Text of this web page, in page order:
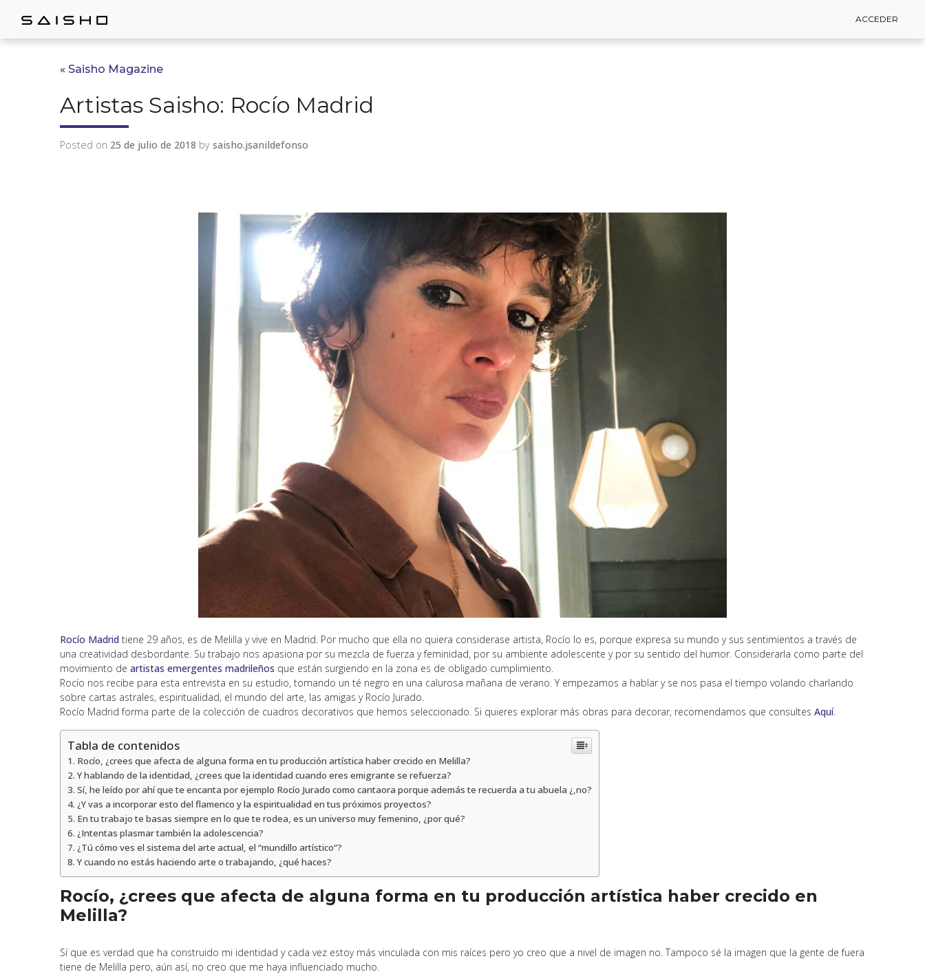
ACCEDER
ACCEDER
« Saisho Magazine
Artistas Saisho: Rocío Madrid
Posted on 25 de julio de 2018 by saisho.jsanildefonso
Rocío Madrid tiene 29 años, es de Melilla y vive en Madrid. Por mucho que ella no quiera considerase artista, Rocío lo es, porque expresa su mundo y sus sentimientos a través de
una creatividad desbordante. Su trabajo nos apasiona por su mezcla de fuerza y feminidad, por su ambiente adolescente y por su sentido del humor. Considerarla como parte del
movimiento de artistas emergentes madrileños que están surgiendo en la zona es de obligado cumplimiento.
Rocío nos recibe para esta entrevista en su estudio, tomando un té negro en una calurosa mañana de verano. Y empezamos a hablar y se nos pasa el tiempo volando charlando
sobre cartas astrales, espiritualidad, el mundo del arte, las amigas y Rocío Jurado.
Rocío Madrid forma parte de la colección de cuadros decorativos que hemos seleccionado. Si quieres explorar más obras para decorar, recomendamos que consultes Aquí.
Tabla de contenidos
Rocío, ¿crees que afecta de alguna forma en tu producción artística haber crecido en Melilla?
Y hablando de la identidad, ¿crees que la identidad cuando eres emigrante se refuerza?
Sí, he leído por ahí que te encanta por ejemplo Rocío Jurado como cantaora porque además te recuerda a tu abuela ¿,no?
¿Y vas a incorporar esto del flamenco y la espiritualidad en tus próximos proyectos?
En tu trabajo te basas siempre en lo que te rodea, es un universo muy femenino, ¿por qué?
¿Intentas plasmar también la adolescencia?
¿Tú cómo ves el sistema del arte actual, el “mundillo artístico”?
Y cuando no estás haciendo arte o trabajando, ¿qué haces?
Rocío, ¿crees que afecta de alguna forma en tu producción artística haber crecido en
Melilla?
Sí que es verdad que ha construido mi identidad y cada vez estoy más vinculada con mis raíces pero yo creo que a nivel de imagen no. Tampoco sé la imagen que la gente de fuera
tiene de Melilla pero, aún así, no creo que me haya influenciado mucho.